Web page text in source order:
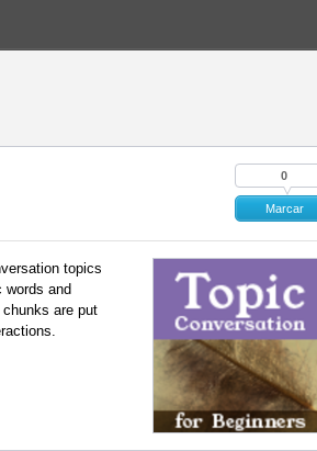
topics
words and
are put
0
Marcar